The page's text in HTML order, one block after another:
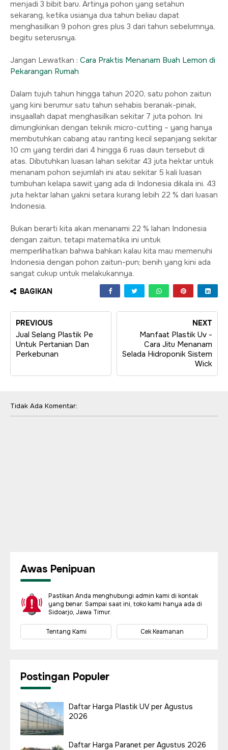
menjadi 3 bibit baru. Artinya pohon yang setahun
sekarang, ketika usianya dua tahun beliau dapat
menghasilkan 9 pohon gres plus 3 dari tahun sebelumnya,
begitu seterusnya.
Jangan Lewatkan : Cara Praktis Menanam Buah Lemon di
Pekarangan Rumah
Dalam tujuh tahun hingga tahun 2020, satu pohon zaitun
yang kini berumur satu tahun sehabis beranak-pinak,
insyaallah dapat menghasilkan sekitar 7 juta pohon. Ini
dimungkinkan dengan teknik micro-cutting – yang hanya
membutuhkan cabang atau ranting kecil sepanjang sekitar
10 cm yang terdiri dari 4 hingga 6 ruas daun tersebut di
atas. Dibutuhkan luasan lahan sekitar 43 juta hektar untuk
menanam pohon sejumlah ini atau sekitar 5 kali luasan
tumbuhan kelapa sawit yang ada di Indonesia dikala ini. 43
juta hektar lahan yakni setara kurang lebih 22 % dari luasan
Indonesia.
Bukan berarti kita akan menanami 22 % lahan Indonesia
dengan zaitun, tetapi matematika ini untuk
memperlihatkan bahwa bahkan kalau kita mau memenuhi
Indonesia dengan pohon zaitun-pun; benih yang kini ada
sangat cukup untuk melakukannya.
BAGIKAN
NEXT
Manfaat Plastik Uv -
Cara Jitu Menanam
Selada Hidroponik Sistem
Wick
PREVIOUS
Jual Selang Plastik Pe
Untuk Pertanian Dan
Perkebunan
Tidak Ada Komentar:
Awas Penipuan
Pastikan Anda menghubungi admin kami di kontak
yang benar. Sampai saat ini, toko kami hanya ada di
Sidoarjo, Jawa Timur.
Tentang Kami Cek Keamanan
Postingan Populer
Daftar Harga Plastik UV per Agustus
2026
Daftar Harga Paranet per Agustus 2026